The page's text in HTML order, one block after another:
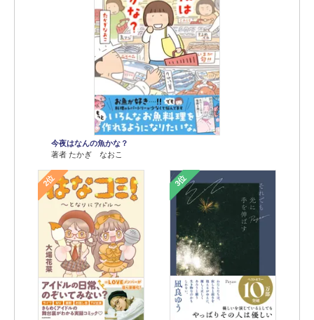
今夜はなんの魚かな？
著者 たかぎ なおこ
2位 3位